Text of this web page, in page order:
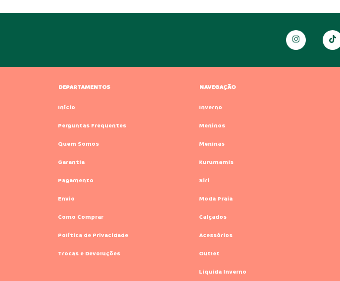
DEPARTAMENTOS
Início
Perguntas Frequentes
Quem Somos
Garantia
Pagamento
Envio
Como Comprar
Política de Privacidade
Trocas e Devoluções
NAVEGAÇÃO
Inverno
Meninos
Meninas
Kurumamis
Siri
Moda Praia
Calçados
Acessórios
Outlet
Liquida Inverno